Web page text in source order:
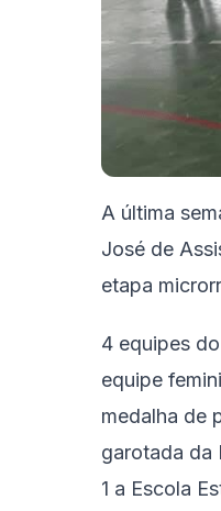
A última
José de
etapa
4 equipes
equipe
medalha de
garotada da
1 a Escola